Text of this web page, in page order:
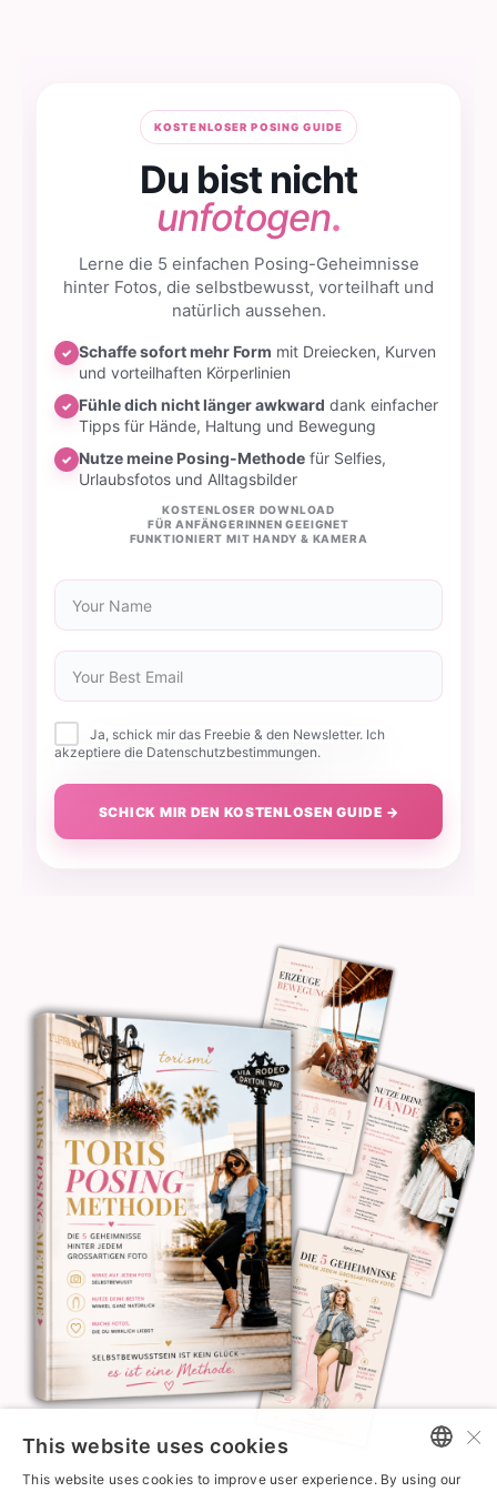
KOSTENLOSER POSING GUIDE
Du bist nicht
unfotogen.
Lerne die 5 einfachen Posing-Geheimnisse
hinter Fotos, die selbstbewusst, vorteilhaft und
natürlich aussehen.
✓ Schaffe sofort mehr Form mit Dreiecken, Kurven
und vorteilhaften Körperlinien
✓ Fühle dich nicht länger awkward dank einfacher
Tipps für Hände, Haltung und Bewegung
✓ Nutze meine Posing-Methode für Selfies,
Urlaubsfotos und Alltagsbilder
KOSTENLOSER DOWNLOAD
FÜR ANFÄNGERINNEN GEEIGNET
FUNKTIONIERT MIT HANDY & KAMERA
Ja, schick mir das Freebie & den Newsletter. Ich
akzeptiere die Datenschutzbestimmungen.
SCHICK MIR DEN KOSTENLOSEN GUIDE →
×
This website uses cookies
This website uses cookies to improve user experience. By using our